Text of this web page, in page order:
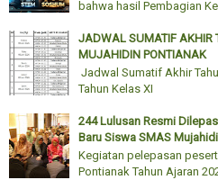
bahwa hasil Pembagian
JADWAL SUMATIF
MUJAHIDIN PONTIANAK
Jadwal Sumatif Akhir
Tahun Kelas XI
244 Lulusan Resmi
Baru Siswa SMAS
Kegiatan pelepasan
Pontianak Tahun Ajaran